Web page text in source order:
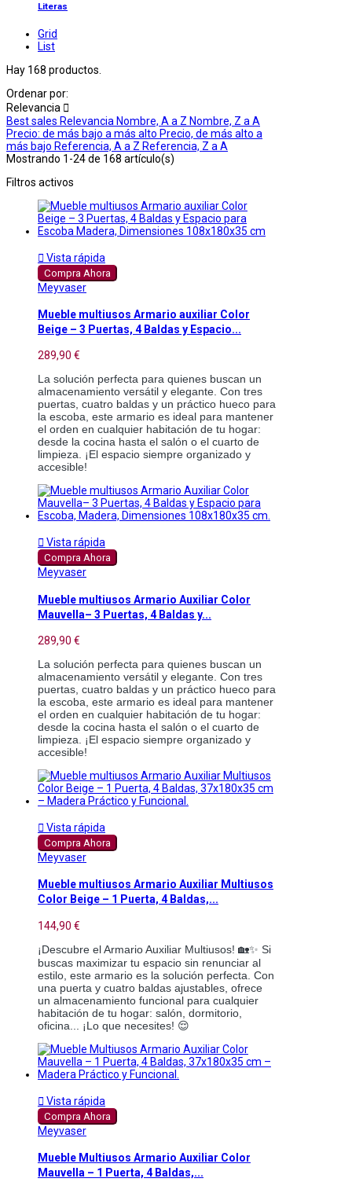
Literas
Grid
List
Hay 168 productos.
Ordenar por:
Relevancia 
Best sales Relevancia Nombre, A a Z Nombre, Z a A
Precio: de más bajo a más alto Precio, de más alto a
más bajo Referencia, A a Z Referencia, Z a A
Mostrando 1-24 de 168 artículo(s)
Filtros activos
 Vista rápida
Compra Ahora
Meyvaser
Mueble multiusos Armario auxiliar Color
Beige – 3 Puertas, 4 Baldas y Espacio...
289,90 €
La solución perfecta para quienes buscan un
almacenamiento versátil y elegante. Con tres
puertas, cuatro baldas y un práctico hueco para
la escoba, este armario es ideal para mantener
el orden en cualquier habitación de tu hogar:
desde la cocina hasta el salón o el cuarto de
limpieza. ¡El espacio siempre organizado y
accesible!
 Vista rápida
Compra Ahora
Meyvaser
Mueble multiusos Armario Auxiliar Color
Mauvella– 3 Puertas, 4 Baldas y...
289,90 €
La solución perfecta para quienes buscan un
almacenamiento versátil y elegante. Con tres
puertas, cuatro baldas y un práctico hueco para
la escoba, este armario es ideal para mantener
el orden en cualquier habitación de tu hogar:
desde la cocina hasta el salón o el cuarto de
limpieza. ¡El espacio siempre organizado y
accesible!
 Vista rápida
Compra Ahora
Meyvaser
Mueble multiusos Armario Auxiliar Multiusos
Color Beige – 1 Puerta, 4 Baldas,...
144,90 €
¡Descubre el Armario Auxiliar Multiusos! 🏡✨ Si
buscas maximizar tu espacio sin renunciar al
estilo, este armario es la solución perfecta. Con
una puerta y cuatro baldas ajustables, ofrece
un almacenamiento funcional para cualquier
habitación de tu hogar: salón, dormitorio,
oficina... ¡Lo que necesites! 😌
 Vista rápida
Compra Ahora
Meyvaser
Mueble Multiusos Armario Auxiliar Color
Mauvella – 1 Puerta, 4 Baldas,...